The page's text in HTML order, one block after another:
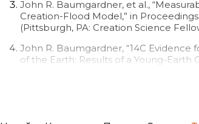
John R. Baumgardner, et al.,
Creation-Flood Model,” in
(Pittsburgh, PA: Creation Science
John R. Baumgardner, “14C Evidence
of the Earth: Results of a Young-Earth
eds. (El Cajon, CA: Institute for